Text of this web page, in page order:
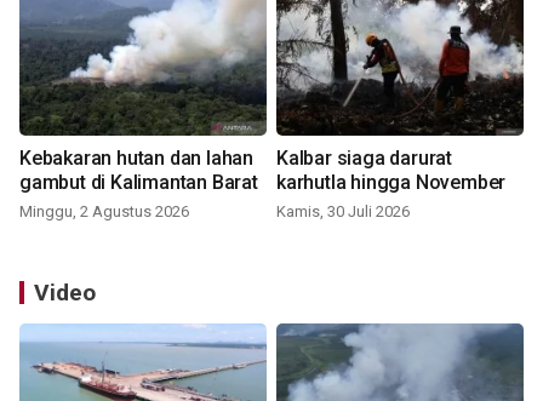
Kebakaran hutan dan lahan
gambut di Kalimantan Barat
Minggu, 2 Agustus 2026
Kalbar siaga darurat
karhutla hingga November
Kamis, 30 Juli 2026
Video